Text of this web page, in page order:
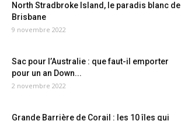
North Stradbroke Island, le paradis blanc de
Brisbane
9 novembre 2022
Sac pour l’Australie : que faut-il emporter
pour un an Down...
2 novembre 2022
Grande Barrière de Corail : les 10 îles qui